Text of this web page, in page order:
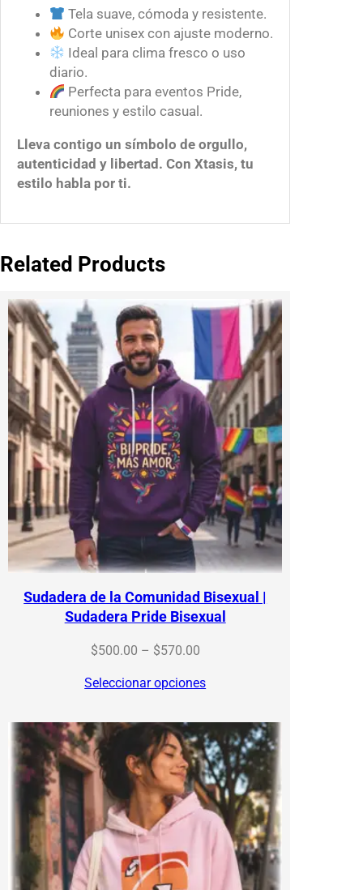
Tela suave, cómoda y resistente.
Corte unisex con ajuste moderno.
Ideal para clima fresco o uso
diario.
Perfecta para eventos Pride,
reuniones y estilo casual.
Lleva contigo un símbolo de orgullo,
autenticidad y libertad. Con Xtasis, tu
estilo habla por ti.
Related Products
Sudadera de la Comunidad Bisexual |
Sudadera Pride Bisexual
$500.00 – $570.00Price
$500.00
Seleccionar opciones